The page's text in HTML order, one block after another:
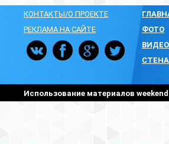
КОНТАКТЫ/О ПРОЕКТЕ
РЕКЛАМА НА САЙТЕ
ФОТО
ВИДЕО
СТЕНА
Использование материалов